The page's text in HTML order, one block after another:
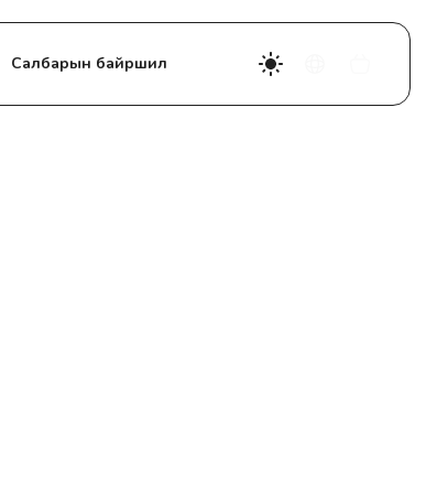
Салбарын байршил